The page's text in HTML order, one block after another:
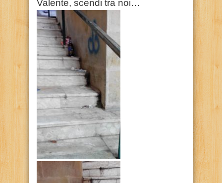
Valente, scendi tra noi…